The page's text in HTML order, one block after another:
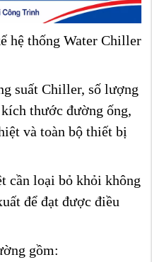
hệ thống Water Chiller
suất Chiller, số lượng
thước đường ống,
và toàn bộ thiết bị
cần loại bỏ khỏi không
để đạt được điều
gồm: